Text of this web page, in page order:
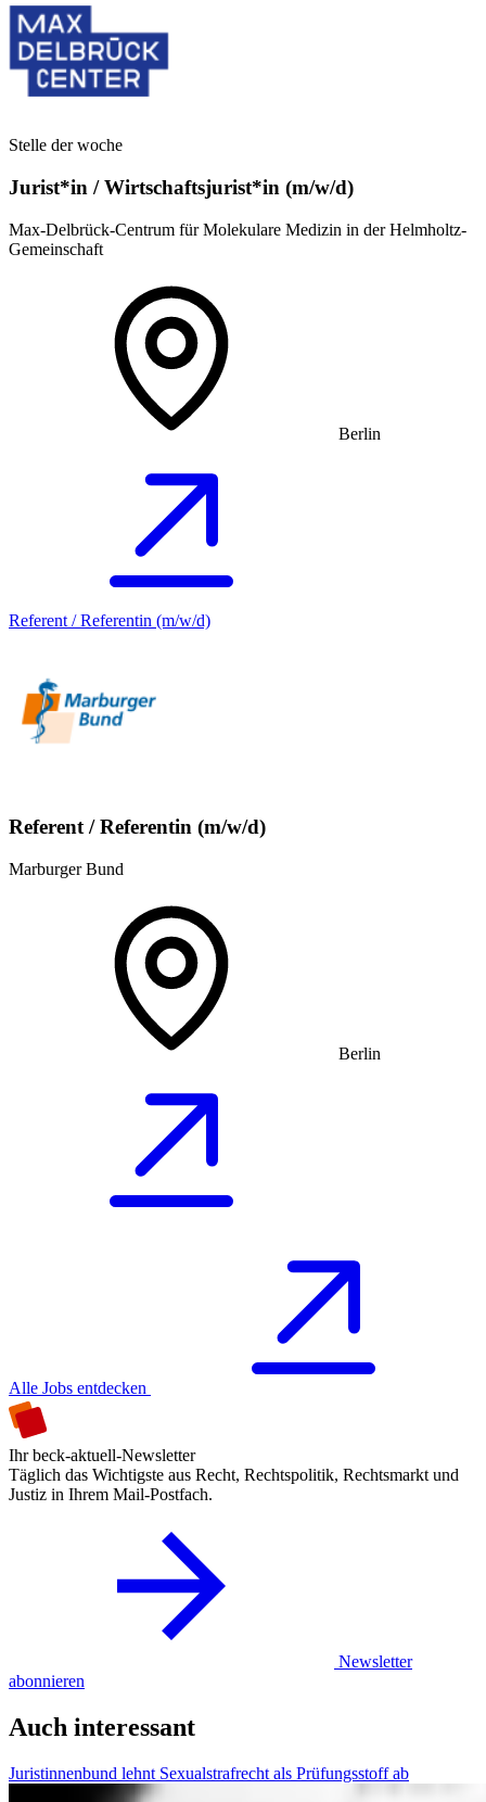
Stelle der woche
Jurist*in / Wirtschafts­jurist*in (m/w/d)
Max-Delbrück-Centrum für Molekulare Medizin in der Helmholtz-
Gemeinschaft
Berlin
Referent / Referentin (m/w/d)
Referent / Referentin (m/w/d)
Marburger Bund
Berlin
Alle Jobs entdecken
Ihr beck-aktuell-Newsletter
Täglich das Wichtigste aus Recht, Rechtspolitik, Rechtsmarkt und
Justiz in Ihrem Mail-Postfach.
Newsletter
abonnieren
Auch interessant
Juristinnenbund lehnt Sexualstrafrecht als Prüfungsstoff ab